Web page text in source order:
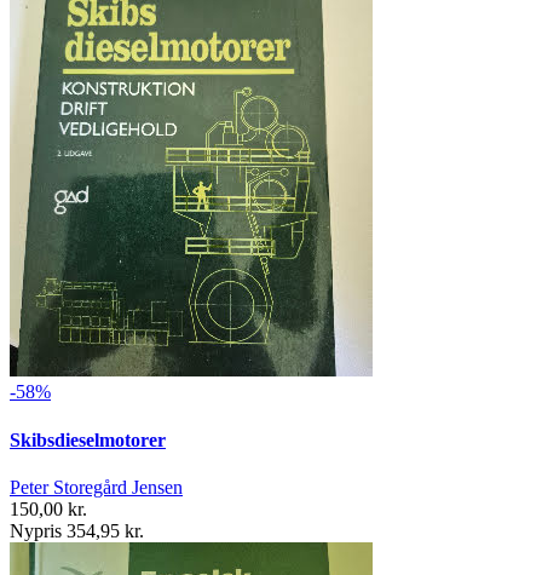
-58%
Skibsdieselmotorer
Peter Storegård Jensen
150,00 kr.
Nypris 354,95 kr.